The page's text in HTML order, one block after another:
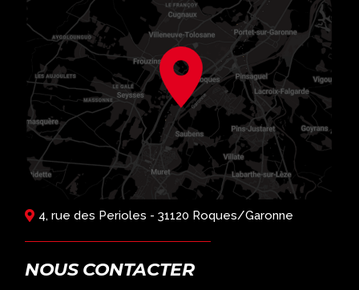
4, rue des Perioles - 31120 Roques/Garonne
NOUS CONTACTER